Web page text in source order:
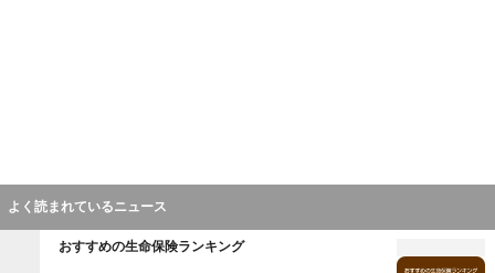
よく読まれているニュース
おすすめの生命保険ランキング